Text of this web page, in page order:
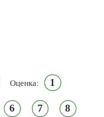
Оценка: 1
6 7 8